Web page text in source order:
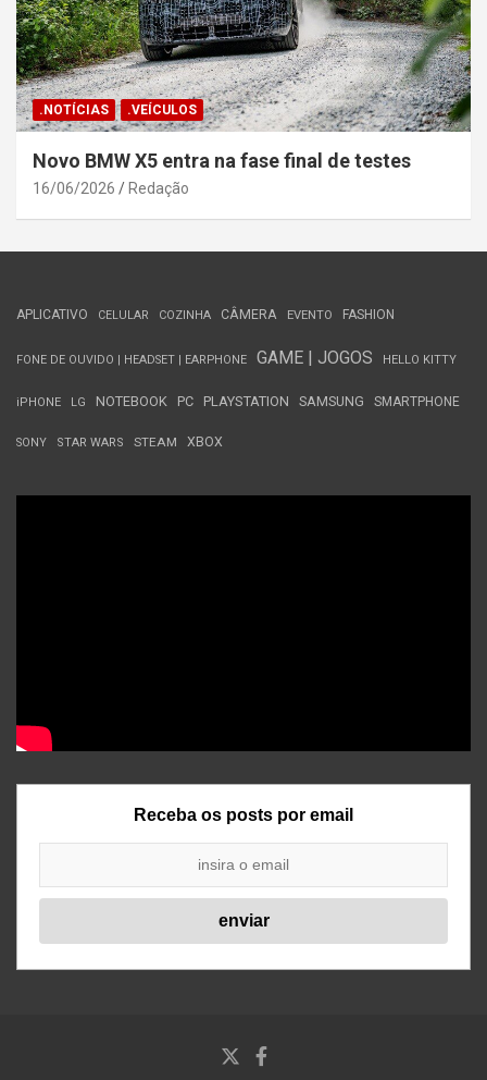
.NOTÍCIAS .VEÍCULOS
Novo BMW X5 entra na fase final de testes
16/06/2026 Redação
APLICATIVO CELULAR COZINHA CÂMERA EVENTO FASHION
FONE DE OUVIDO | HEADSET | EARPHONE GAME | JOGOS HELLO KITTY
iPHONE LG NOTEBOOK PC PLAYSTATION SAMSUNG SMARTPHONE
SONY STAR WARS STEAM XBOX
Receba os posts por email